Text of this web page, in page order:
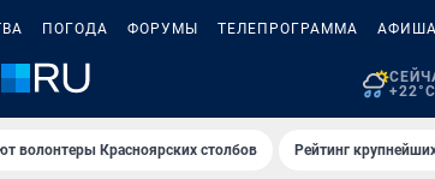
ПОГОДА ФОРУМЫ ТЕЛЕПРОГРАММА АФИША
+22°C
волонтеры Красноярских столбов Рейтинг